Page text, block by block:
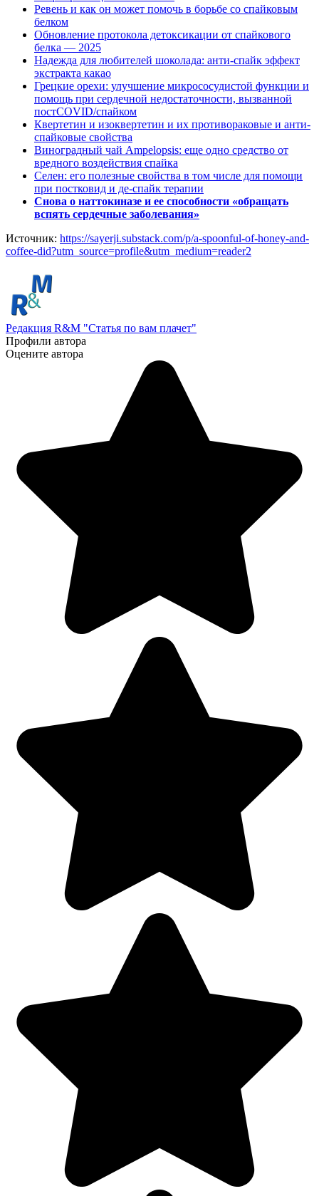
Ревень и как он может помочь в борьбе со спайковым
белком
Обновление протокола детоксикации от спайкового
белка — 2025
Надежда для любителей шоколада: анти-спайк эффект
экстракта какао
Грецкие орехи: улучшение микрососудистой функции и
помощь при сердечной недостаточности, вызванной
постCOVID/спайком
Квертетин и изоквертетин и их противораковые и анти-
спайковые свойства
Виноградный чай Ampelopsis: еще одно средство от
вредного воздействия спайка
Селен: его полезные свойства в том числе для помощи
при постковид и де-спайк терапии
Снова о наттокиназе и ее способности «обращать
вспять сердечные заболевания»
Источник: https://sayerji.substack.com/p/a-spoonful-of-honey-and-
coffee-did?utm_source=profile&utm_medium=reader2
Редакция R&M "Статья по вам плачет"
Профили автора
Оцените автора